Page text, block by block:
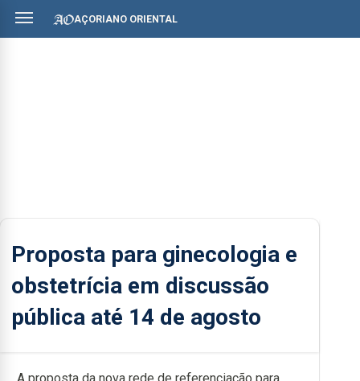
AÇORIANO ORIENTAL
Proposta para ginecologia e
obstetrícia em discussão
pública até 14 de agosto